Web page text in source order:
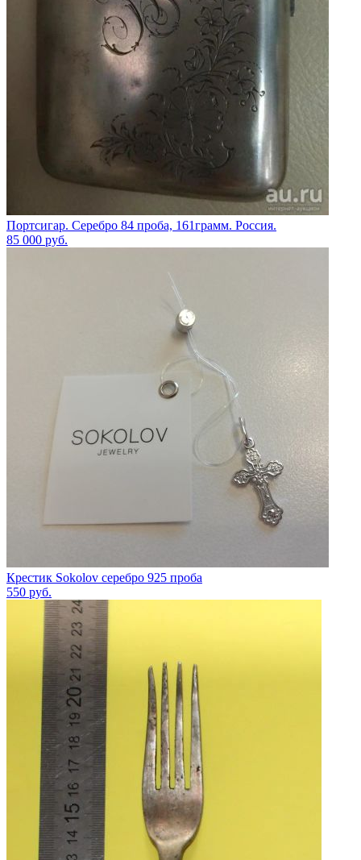
Портсигар. Серебро 84 проба, 161грамм. Россия.
85 000 руб.
Крестик Sokolov серебро 925 проба
550 руб.